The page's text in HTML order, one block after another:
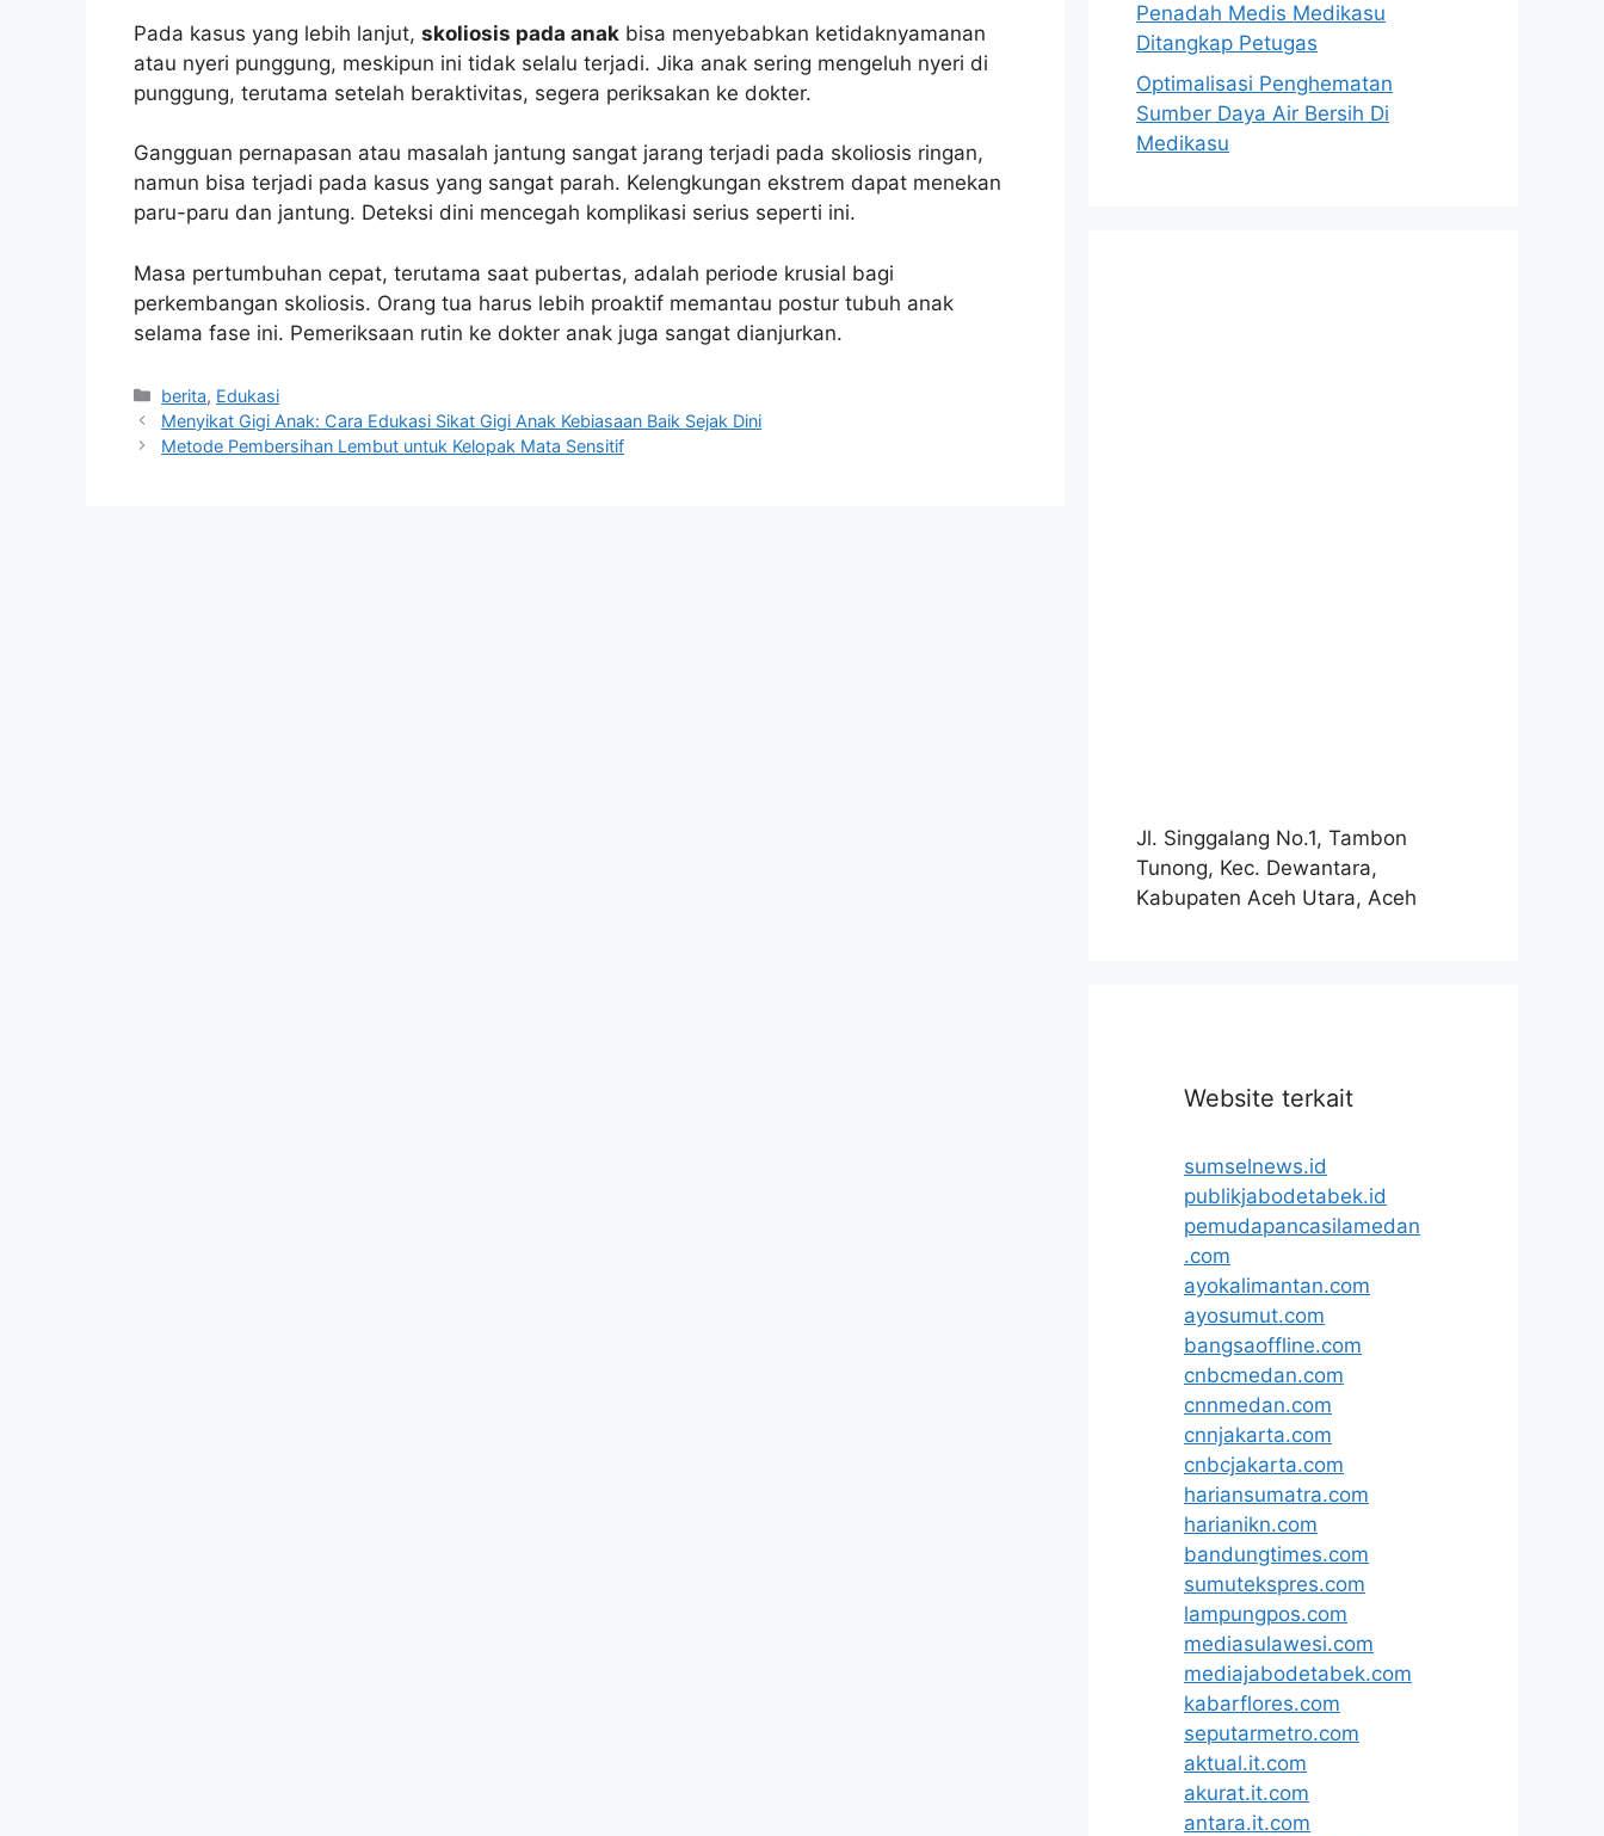
Pada kasus yang lebih lanjut, skoliosis pada anak bisa menyebabkan ketidaknyamanan
atau nyeri punggung, meskipun ini tidak selalu terjadi. Jika anak sering mengeluh nyeri di
punggung, terutama setelah beraktivitas, segera periksakan ke dokter.
Gangguan pernapasan atau masalah jantung sangat jarang terjadi pada skoliosis ringan,
namun bisa terjadi pada kasus yang sangat parah. Kelengkungan ekstrem dapat menekan
paru-paru dan jantung. Deteksi dini mencegah komplikasi serius seperti ini.
Masa pertumbuhan cepat, terutama saat pubertas, adalah periode krusial bagi
perkembangan skoliosis. Orang tua harus lebih proaktif memantau postur tubuh anak
selama fase ini. Pemeriksaan rutin ke dokter anak juga sangat dianjurkan.
Kategori
berita, Edukasi
Menyikat Gigi Anak: Cara Edukasi Sikat Gigi Anak Kebiasaan Baik Sejak Dini
Metode Pembersihan Lembut untuk Kelopak Mata Sensitif
Penadah Medis Medikasu
Ditangkap Petugas
Optimalisasi Penghematan
Sumber Daya Air Bersih Di
Medikasu
Jl. Singgalang No.1, Tambon
Tunong, Kec. Dewantara,
Kabupaten Aceh Utara, Aceh
Website terkait
sumselnews.id
publikjabodetabek.id
pemudapancasilamedan
.com
ayokalimantan.com
ayosumut.com
bangsaoffline.com
cnbcmedan.com
cnnmedan.com
cnnjakarta.com
cnbcjakarta.com
hariansumatra.com
harianikn.com
bandungtimes.com
sumutekspres.com
lampungpos.com
mediasulawesi.com
mediajabodetabek.com
kabarflores.com
seputarmetro.com
aktual.it.com
akurat.it.com
antara.it.com